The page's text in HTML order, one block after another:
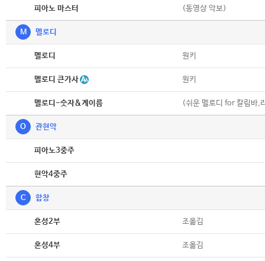
피아노 마스터 (동영상 악보)
M 멜로디
멜로디 원키
멜로디 큰가사 원키
멜로디-숫자&계이름 (쉬운 멜로디 for 칼림바,
O 관현악
피아노3중주
현악4중주
C 합창
혼성2부 조옮김
혼성4부 조옮김